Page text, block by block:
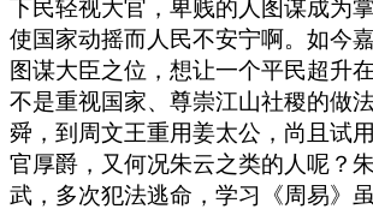
下民轻视大官，卑贱的人图谋成为
使国家动摇而人民不安宁啊。如今
图谋大臣之位，想让一个平民超升
不是重视国家、尊崇江山社稷的做
舜，到周文王重用姜太公，尚且试
官厚爵，又何况朱云之类的人呢？
武，多次犯法逃命，学习《周易》